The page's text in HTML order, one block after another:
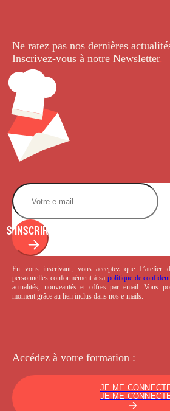
Ne ratez pas nos dernières
Inscrivez-vous à notre Newsletter.
S'INSCRIRE
En vous inscrivant, vous acceptez que L’atelier
personnelles conformément à sa politique de
actualités, nouveautés et offres par email. Vous
moment grâce au lien inclus dans nos e-mails.
Accédez à votre formation :
JE ME
JE ME